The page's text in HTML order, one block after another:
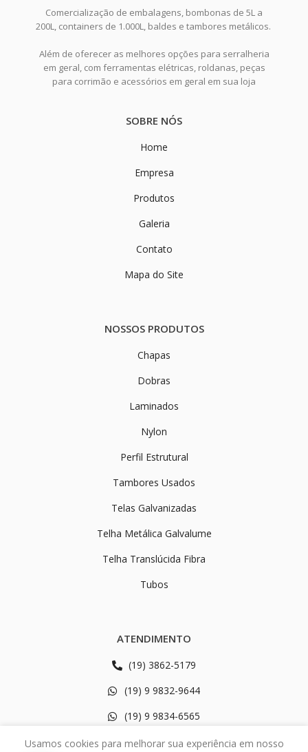
Comercialização de embalagens, bombonas de 5L a
200L, containers de 1.000L, baldes e tambores metálicos.
Além de oferecer as melhores opções para serralheria
em geral, com ferramentas elétricas, roldanas, peças
para corrimão e acessórios em geral em sua loja
SOBRE NÓS
Home
Empresa
Produtos
Galeria
Contato
Mapa do Site
NOSSOS PRODUTOS
Chapas
Dobras
Laminados
Nylon
Perfil Estrutural
Tambores Usados
Telas Galvanizadas
Telha Metálica Galvalume
Telha Translúcida Fibra
Tubos
ATENDIMENTO
(19) 3862-5179
(19) 9 9832-9644
(19) 9 9834-6565
Rodovia SP 340 Km 161 - 2402
Usamos cookies para melhorar sua experiência em nosso